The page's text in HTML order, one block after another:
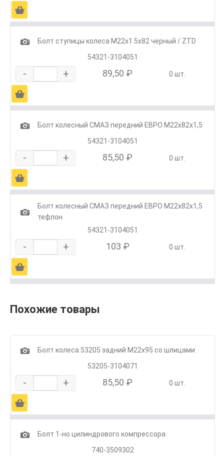
Ä
1
Болт ступицы колеса М22х1.5х82 черный / ZTD
54321-3104051
- + 89,50 ₽ 0 шт.
Ä
1
Болт колесный СМАЗ передний ЕВРО М22х82х1,5
54321-3104051
- + 85,50 ₽ 0 шт.
Ä
1
Болт колесный СМАЗ передний ЕВРО М22х82х1,5
тефлон
54321-3104051
- + 103 ₽ 0 шт.
Ä
Похожие товары
1
Болт колеса 53205 задний М22х95 со шлицами
53205-3104071
- + 85,50 ₽ 0 шт.
Ä
1
Болт 1-но цилиндрового компрессора
740-3509302